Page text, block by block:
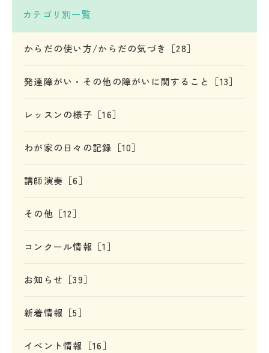
カテゴリ別一覧
からだの使い方/からだの気づき［28］
発達障がい・その他の障がいに関すること［13］
レッスンの様子［16］
わが家の日々の記録［10］
講師演奏［6］
その他［12］
コンクール情報［1］
お知らせ［39］
新着情報［5］
イベント情報［16］